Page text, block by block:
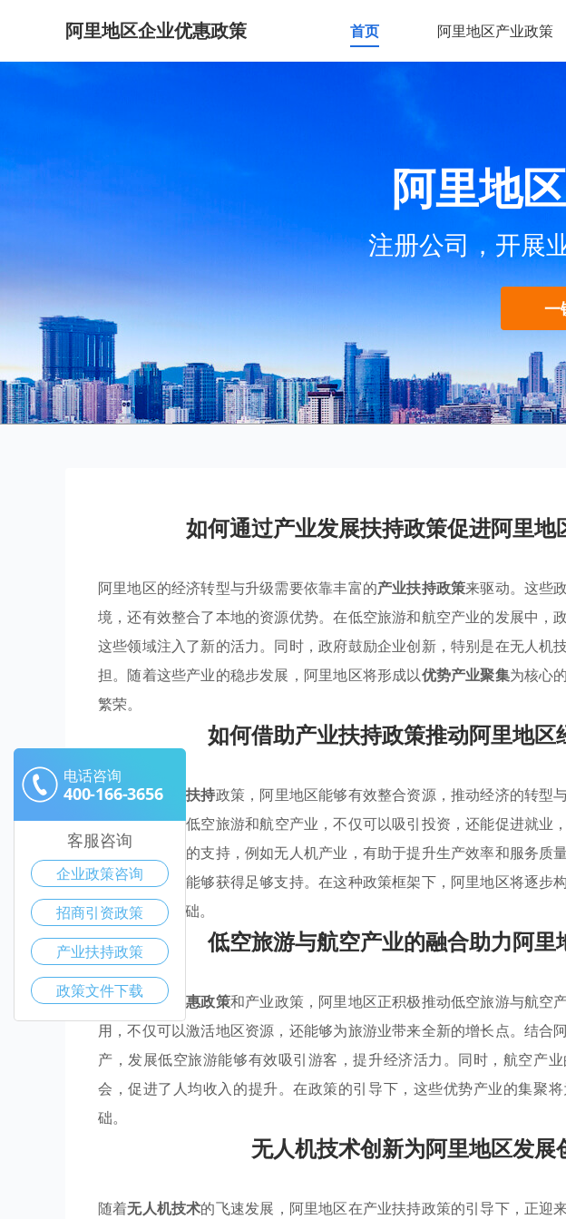
阿里地区企业优惠政策 首页 阿里地区产业政策
阿里地
注册公司，开展
一
如何通过产业发展扶持政策促进阿里地
阿里地区的经济转型与升级需要依靠丰富的产业扶持政策来驱动。这些
境，还有效整合了本地的资源优势。在低空旅游和航空产业的发展中，
这些领域注入了新的活力。同时，政府鼓励企业创新，特别是在无人机
担。随着这些产业的稳步发展，阿里地区将形成以优势产业聚集为核心
繁荣。
如何借助产业扶持政策推动阿里地区
通过实施产业扶持政策，阿里地区能够有效整合资源，推动经济的转型
业聚集区，如低空旅游和航空产业，不仅可以吸引投资，还能促进就业
大对创新技术的支持，例如无人机产业，有助于提升生产效率和服务质
与市场拓展中能够获得足够支持。在这种政策框架下，阿里地区将逐步
展奠定坚实基础。
低空旅游与航空产业的融合助力阿里
通过有效的 优惠政策和产业政策，阿里地区正积极推动低空旅游与航空
用，不仅可以激活地区资源，还能够为旅游业带来全新的增长点。结合
产，发展低空旅游能够有效吸引游客，提升经济活力。同时，航空产
会，促进了人均收入的提升。在政策的引导下，这些优势产业的集聚
础。
无人机技术创新为阿里地区发展
随着无人机技术的飞速发展，阿里地区在产业扶持政策的引导下，正迎
电话咨询
400-166-3656
客服咨询
企业政策咨询
招商引资政策
产业扶持政策
政策文件下载